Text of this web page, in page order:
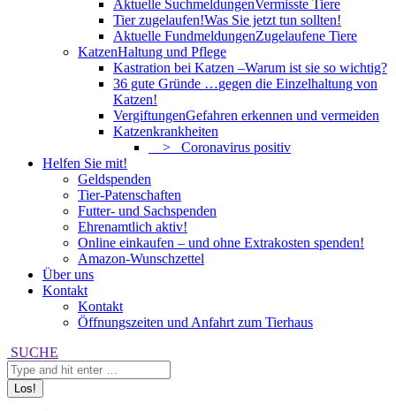
Aktuelle SuchmeldungenVermisste Tiere
Tier zugelaufen!Was Sie jetzt tun sollten!
Aktuelle FundmeldungenZugelaufene Tiere
KatzenHaltung und Pflege
Kastration bei Katzen –Warum ist sie so wichtig?
36 gute Gründe …gegen die Einzelhaltung von
Katzen!
VergiftungenGefahren erkennen und vermeiden
Katzenkrankheiten
> Coronavirus positiv
Helfen Sie mit!
Geldspenden
Tier-Patenschaften
Futter- und Sachspenden
Ehrenamtlich aktiv!
Online einkaufen – und ohne Extrakosten spenden!
Amazon-Wunschzettel
Über uns
Kontakt
Kontakt
Öffnungszeiten und Anfahrt zum Tierhaus
Search:
SUCHE